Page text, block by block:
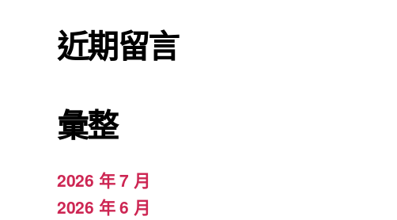
近期留言
彙整
2026 年 7 月
2026 年 6 月